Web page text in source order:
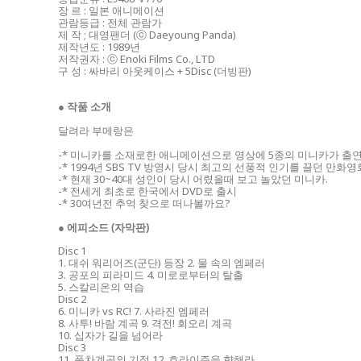
장 르 : 일본 애니메이션
관람등급 : 전체 관람가
제 작 ; 대영팬더 (ⓒ Daeyoung Panda)
제작년도 : 1989년
저작권자 : ⓒ Enoki Films Co., LTD
구 성 : 싸바리 아웃케이스 + 5Disc (더빙판)
● 작품 소개
달려라 부메랑은
-* 미니카를 소재로한 애니메이션으로 영상에 5종의 미니카가 출
-* 1994년 SBS TV 방영시 당시 최고의 선풍적 인기를 끌던 만화영
-* 현재 30~40대 성인이 당시 어렸을때 보고 놀았던 미니카.
-* 전세게 최초로 한국에서 DVD로 출시
-* 30여년전 추억 찾으로 떠나볼까요?
● 에피소드 (자막판)
Disc 1
1. 대쉬 워리어즈(군단) 등장 2. 물 속의 엠페러
3. 공포의 피라미드 4. 미로로부터의 탈출
5. 스칼리온의 역습
Disc 2
6. 미니카 vs RC! 7. 사라진 엠페러
8. 사투! 바람 계곡 9. 격전! 회오리 계곡
10. 십자가 길을 넘어라
Disc 3